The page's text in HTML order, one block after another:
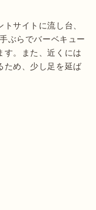
サイトに流し台、
ぶらでバーベキュー
す。また、近くには
ため、少し足を延ば